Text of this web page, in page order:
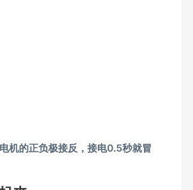
机的正负极接反，接电0.5秒就冒